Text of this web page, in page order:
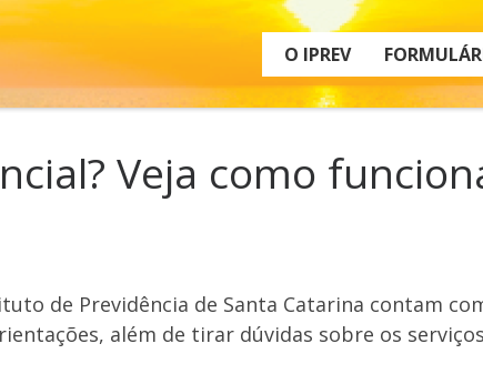
O IPREV
Veja como
de Previdência de Santa Catarina contam
além de tirar dúvidas sobre os